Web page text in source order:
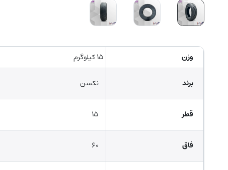
وزن ۱۵ کیلوگرم
برند نکسن
قطر ۱۵
فاق ۶۰